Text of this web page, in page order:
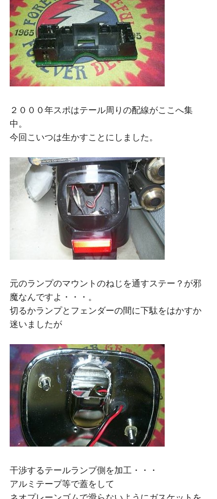
２０００年スポはテール周りの配線がここへ集
中。
今回こいつは生かすことにしました。
元のランプのマウントのねじを通すステー？が邪
魔なんですよ・・・。
切るかランプとフェンダーの間に下駄をはかすか
迷いましたが
干渉するテールランプ側を加工・・・
アルミテープ等で蓋をして